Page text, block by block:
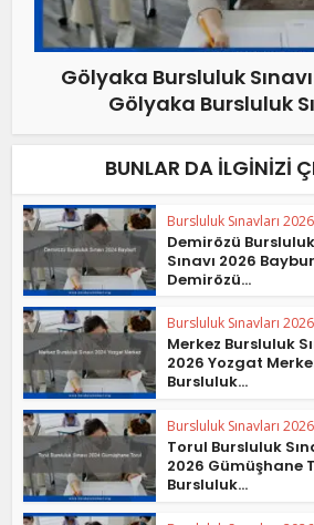
Gölyaka Bursluluk
Gölyaka Bursluluk
BUNLAR DA İLGINIZI
Bursluluk Sınavları 2026
Demirözü Bursluluk
Sınavı 2026
Demirözü...
Bursluluk Sınavları 2026
Merkez Bursluluk
2026 Yozgat
Bursluluk...
Bursluluk Sınavları 2026
Torul Bursluluk
2026 Gümüşhane
Bursluluk...